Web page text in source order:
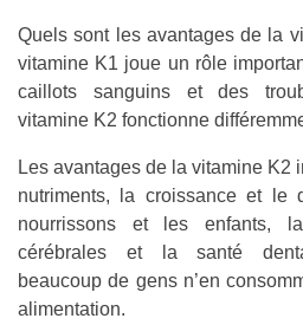
Quels sont les avantages de la
vitamine K1 joue un rôle
caillots sanguins et des
vitamine K2 fonctionne
Les avantages de la vitamine K2
nutriments, la croissance et le
nourrissons et les enfants,
cérébrales et la santé
beaucoup de gens n’en
alimentation.